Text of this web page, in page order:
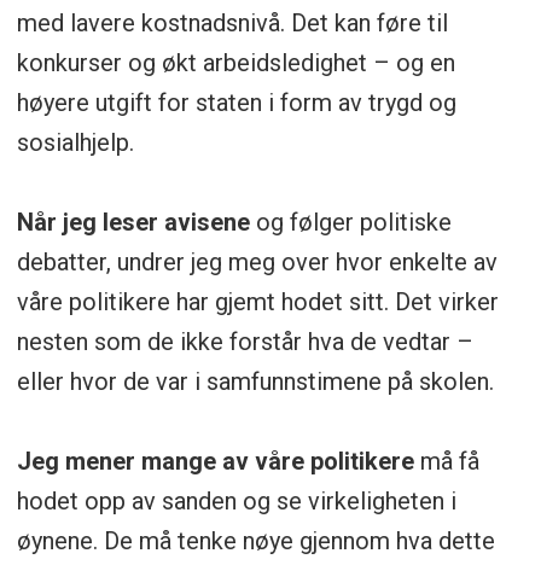
med lavere kostnadsnivå. Det kan føre til
konkurser og økt arbeidsledighet – og en
høyere utgift for staten i form av trygd og
sosialhjelp.
Når jeg leser aviseneog følger politiske
debatter, undrer jeg meg over hvor enkelte av
våre politikere har gjemt hodet sitt. Det virker
nesten som de ikke forstår hva de vedtar –
eller hvor de var i samfunnstimene på skolen.
Jeg mener mange av våre politikeremå få
hodet opp av sanden og se virkeligheten i
øynene. De må tenke nøye gjennom hva dette